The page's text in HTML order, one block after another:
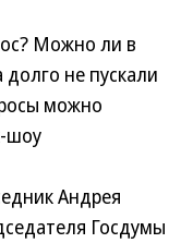
Можно ли в
не пускали
можно
шоу
Андрея
Госдумы